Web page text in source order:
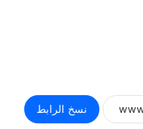
نسخ الرابط